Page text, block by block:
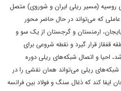
روسیه (مسیر ریلی ایران و شوروی) متصل
عاملی که می‌تواند در حال حاضر محور
ارمنستان و گرجستان‌‌ از یک سو و
قفقاز قرار گیرد و نقطه شروعی برای
منطقه باشد، احیا و اتصال شبکه‌های ریلی دوره
ریلی می‌تواند همان نقشی را در
ایفا کند که ذغال سنگ و فولاد بین فرانسه